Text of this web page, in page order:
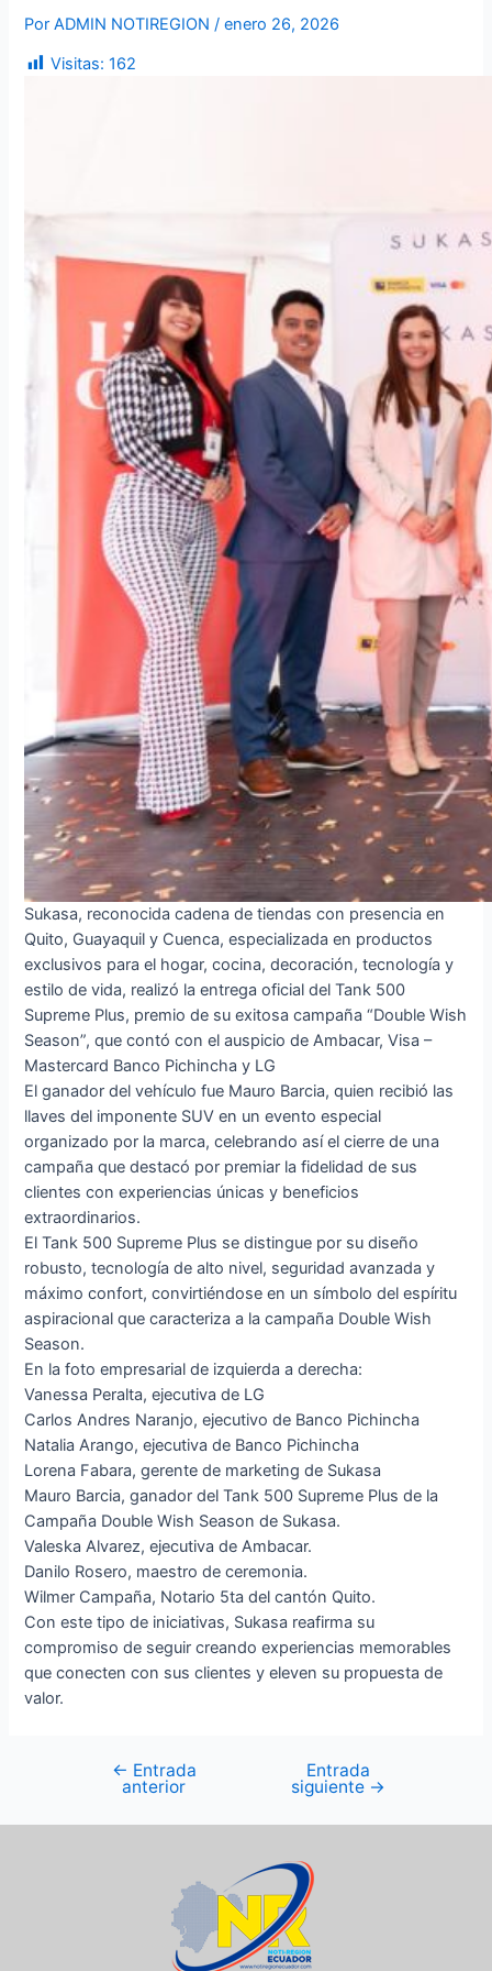
PorADMIN NOTIREGION/enero 26, 2026
Visitas: 162
Sukasa, reconocida cadena de tiendas con presencia en
Quito, Guayaquil y Cuenca, especializada en productos
exclusivos para el hogar, cocina, decoración, tecnología y
estilo de vida, realizó la entrega oficial del Tank 500
Supreme Plus, premio de su exitosa campaña “Double Wish
Season”, que contó con el auspicio de Ambacar, Visa –
Mastercard Banco Pichincha y LG
El ganador del vehículo fue Mauro Barcia, quien recibió las
llaves del imponente SUV en un evento especial
organizado por la marca, celebrando así el cierre de una
campaña que destacó por premiar la fidelidad de sus
clientes con experiencias únicas y beneficios
extraordinarios.
El Tank 500 Supreme Plus se distingue por su diseño
robusto, tecnología de alto nivel, seguridad avanzada y
máximo confort, convirtiéndose en un símbolo del espíritu
aspiracional que caracteriza a la campaña Double Wish
Season.
En la foto empresarial de izquierda a derecha:
Vanessa Peralta, ejecutiva de LG
Carlos Andres Naranjo, ejecutivo de Banco Pichincha
Natalia Arango, ejecutiva de Banco Pichincha
Lorena Fabara, gerente de marketing de Sukasa
Mauro Barcia, ganador del Tank 500 Supreme Plus de la
Campaña Double Wish Season de Sukasa.
Valeska Alvarez, ejecutiva de Ambacar.
Danilo Rosero, maestro de ceremonia.
Wilmer Campaña, Notario 5ta del cantón Quito.
Con este tipo de iniciativas, Sukasa reafirma su
compromiso de seguir creando experiencias memorables
que conecten con sus clientes y eleven su propuesta de
valor.
← Entrada
anterior
Entrada
siguiente →